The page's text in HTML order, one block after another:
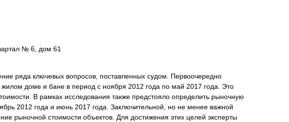
№ 6, дом 61
ряда ключевых вопросов, поставленных судом. Первоочередно
доме и бане в период с ноября 2012 года по май 2017 года. Это
В рамках исследования также предстояло определить рыночную
2012 года и июнь 2017 года. Заключительной, но не менее важной
рыночной стоимости объектов. Для достижения этих целей эксперты